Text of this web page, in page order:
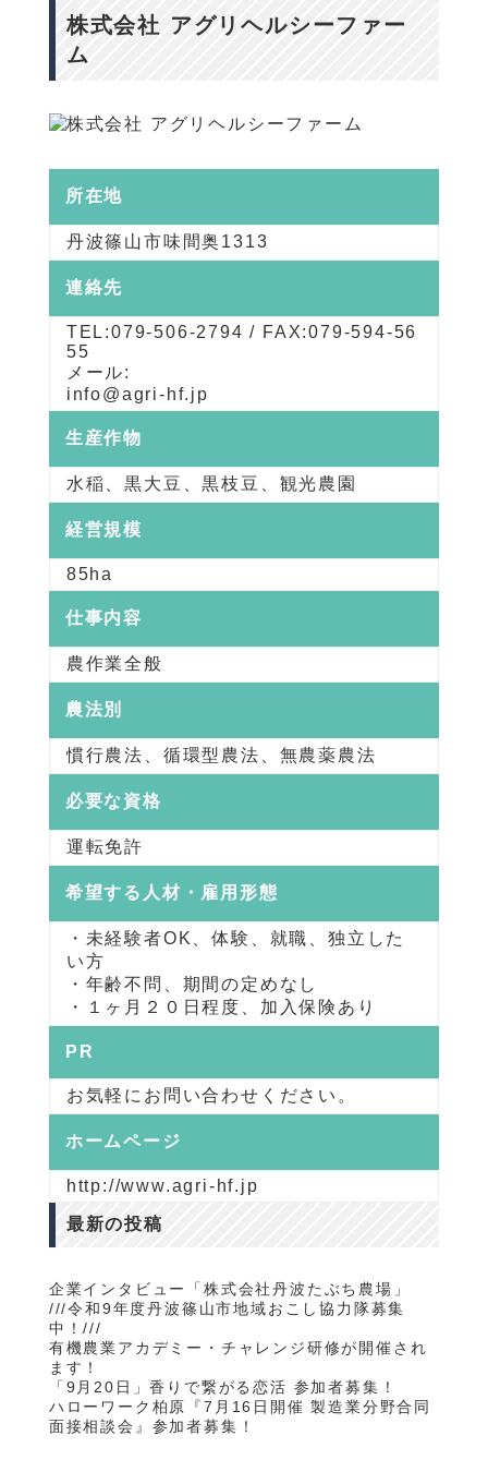
株式会社 アグリヘルシーファー
ム
所在地
丹波篠山市味間奥1313
連絡先
TEL:079-506-2794 / FAX:079-594-56
55
メール:
info@agri-hf.jp
生産作物
水稲、黒大豆、黒枝豆、観光農園
経営規模
85ha
仕事内容
農作業全般
農法別
慣行農法、循環型農法、無農薬農法
必要な資格
運転免許
希望する人材・雇用形態
・未経験者OK、体験、就職、独立した
い方
・年齢不問、期間の定めなし
・１ヶ月２０日程度、加入保険あり
PR
お気軽にお問い合わせください。
ホームページ
http://www.agri-hf.jp
最新の投稿
企業インタビュー「株式会社丹波たぶち農場」
///令和9年度丹波篠山市地域おこし協力隊募集
中！///
有機農業アカデミー・チャレンジ研修が開催され
ます！
「9月20日」香りで繋がる恋活 参加者募集！
ハローワーク柏原『7月16日開催 製造業分野合同
面接相談会』参加者募集！